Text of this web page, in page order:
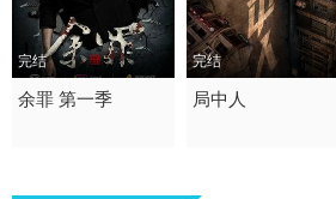
完结
2016 / 中国大陆 / 汉语
余罪 第一季
完结
2020 / 大陆 / 国语
局中人